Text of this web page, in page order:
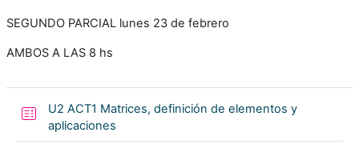
SEGUNDO PARCIAL lunes 23 de febrero
AMBOS A LAS 8 hs
U2 ACT1 Matrices, definición de elementos y
aplicaciones